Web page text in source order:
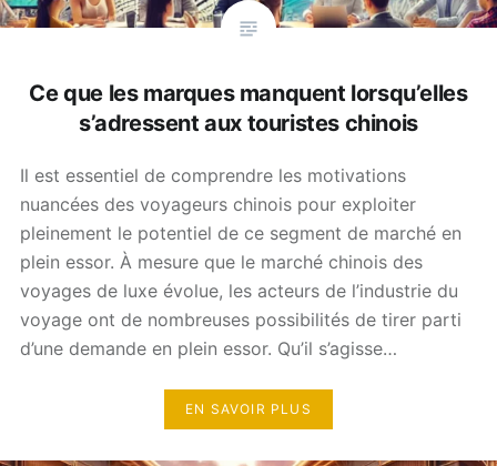
Ce que les marques manquent lorsqu’elles
s’adressent aux touristes chinois
Il est essentiel de comprendre les motivations
nuancées des voyageurs chinois pour exploiter
pleinement le potentiel de ce segment de marché en
plein essor. À mesure que le marché chinois des
voyages de luxe évolue, les acteurs de l’industrie du
voyage ont de nombreuses possibilités de tirer parti
d’une demande en plein essor. Qu’il s’agisse…
EN SAVOIR PLUS